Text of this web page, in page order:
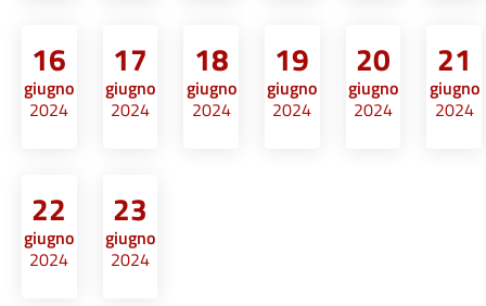
16
giugno
2024
17
giugno
2024
18
giugno
2024
19
giugno
2024
20
giugno
2024
21
giugno
2024
22
giugno
2024
23
giugno
2024